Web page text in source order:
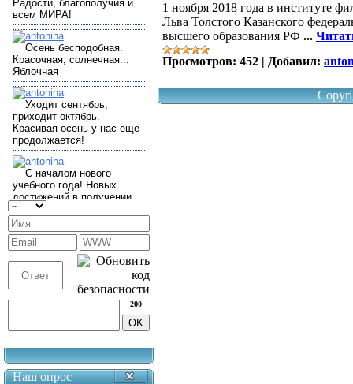
200
Наш опрос
1 ноября 2018 года в институте
Льва Толстого Казанского
высшего образования РФ ...
Просмотров: 452 | Добавил: